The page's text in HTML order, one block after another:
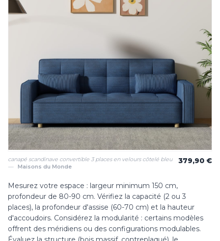
canapé scandinave convertible 3 places en velours côtelé bleu
—
Maisons du Monde
379,90 €
Mesurez votre espace : largeur minimum 150 cm,
profondeur de 80-90 cm. Vérifiez la capacité (2 ou 3
places), la profondeur d'assise (60-70 cm) et la hauteur
d'accoudoirs. Considérez la modularité : certains modèles
offrent des méridiens ou des configurations modulables.